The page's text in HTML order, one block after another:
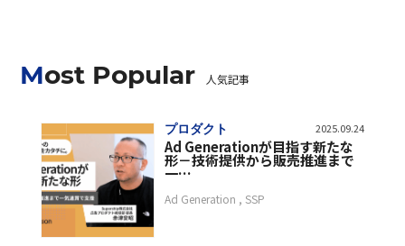
Most Popular 人気記事
プロダクト 2025.09.24
Ad Generationが目指す新たな
形－技術提供から販売推進まで
一…
Ad Generation SSP